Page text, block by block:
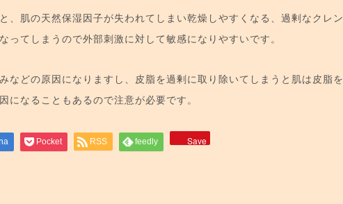
、肌の天然保湿因子が失われてしまい乾燥しやすくなる、過剰なクレン
ってしまうので外部刺激に対して敏感になりやすいです。
などの原因になりますし、皮脂を過剰に取り除いてしまうと肌は皮脂を
になることもあるので注意が必要です。
Pocket RSS feedly Save